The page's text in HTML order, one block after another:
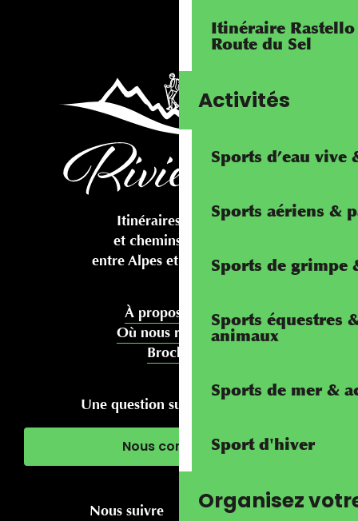
Itinéraire
Route du Sel
Activités
Sports d’eau vive
Sports aériens &
Sports de grimpe
Sports équestres
animaux
Sports de mer &
Sport d'hiver
Organisez
Itinéraires cyclables
et chemins pédestres
entre Alpes et Méditerranée
À propos de nous
Où nous rencontrer
Brochures
Une question sur votre séjour ?
Nous contacter
Nous suivre